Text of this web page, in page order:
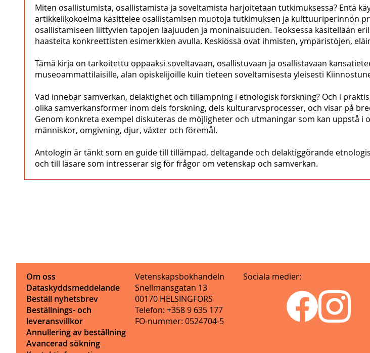
bildgalleriet
Miten osallistumista, osallistamista ja soveltamista harjoitetaan tutkimuksessa? Entä
artikkelikokoelma käsittelee osallistamisen muotoja tutkimuksen ja kulttuuriperinnön
osallistamiseen liittyvien tapojen laajuuden ja moninaisuuden. Teoksessa käsitellään
haasteita konkreettisten esimerkkien avulla. Keskiössä ovat ihmisten, ympäristöjen,
Tämä kirja on tarkoitettu oppaaksi soveltavaan, osallistuvaan ja osallistavaan
museoammattilaisille, alan opiskelijoille kuin tieteen soveltamisesta yleisesti
Vad innebär samverkan, delaktighet och tillämpning i etnologisk forskning? Och i
olika samverkansformer inom dels forskning, dels kulturarvsprocesser, och visar på
Genom konkreta exempel diskuteras de möjligheter och utmaningar som kan uppstå
människor, omgivning, djur, växter och föremål.
Antologin är tänkt som en guide till tillämpad, deltagande och delaktiggörande
och till läsare som intresserar sig för frågor om vetenskap och samverkan.
Om oss
Dataskyddsmeddelande
Beställ nyhetsbrev
Beställnings- och
leveransvillkor
Annullering av beställning
Avancerad sökning
Vetenskapsbokhandeln
Snellmansgatan 13
00170 HELSINGFORS
Telefon: +358 9 635 177
FO-nummer: 0524704-5
Sociala medier: